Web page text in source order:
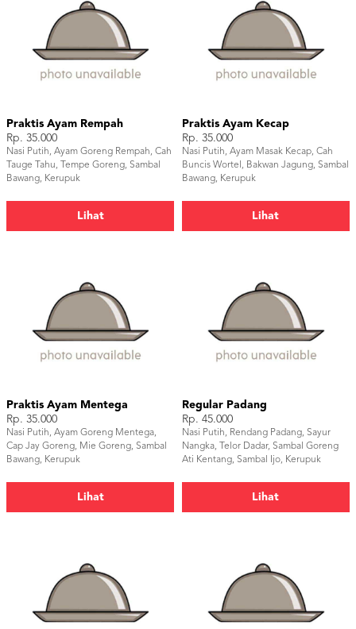
Praktis Ayam Rempah
Rp. 35.000
Nasi Putih, Ayam Goreng Rempah, Cah
Tauge Tahu, Tempe Goreng, Sambal
Bawang, Kerupuk
Lihat
Praktis Ayam Kecap
Rp. 35.000
Nasi Putih, Ayam Masak Kecap, Cah
Buncis Wortel, Bakwan Jagung, Sambal
Bawang, Kerupuk
Lihat
Praktis Ayam Mentega
Rp. 35.000
Nasi Putih, Ayam Goreng Mentega,
Cap Jay Goreng, Mie Goreng, Sambal
Bawang, Kerupuk
Lihat
Regular Padang
Rp. 45.000
Nasi Putih, Rendang Padang, Sayur
Nangka, Telor Dadar, Sambal Goreng
Ati Kentang, Sambal Ijo, Kerupuk
Lihat